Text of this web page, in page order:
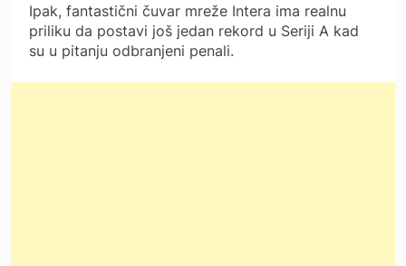
Ipak, fantastični čuvar mreže Intera ima realnu
priliku da postavi još jedan rekord u Seriji A kad
su u pitanju odbranjeni penali.